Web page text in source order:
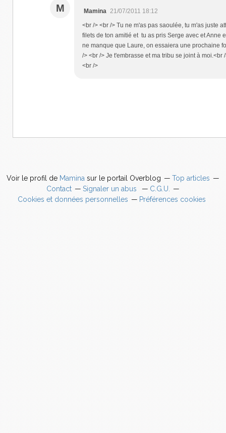
M Mamina 21/07/2011 18:12
<br /> <br /> Tu ne m'as pas saoulée, tu m'as juste
filets de ton amitié et tu as pris Serge avec et Anne
ne manque que Laure, on essaiera une prochaine
/> <br /> Je t'embrasse et ma tribu se joint à moi.<br
<br />
Voir le profil de Mamina sur le portail Overblog
Top articles
Contact
Signaler un abus
C.G.U.
Cookies et données personnelles
Préférences cookies